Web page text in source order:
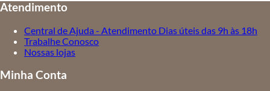
Atendimento
Central de Ajuda - Atendimento Dias úteis das 9h às 18h
Trabalhe Conosco
Nossas lojas
Minha Conta